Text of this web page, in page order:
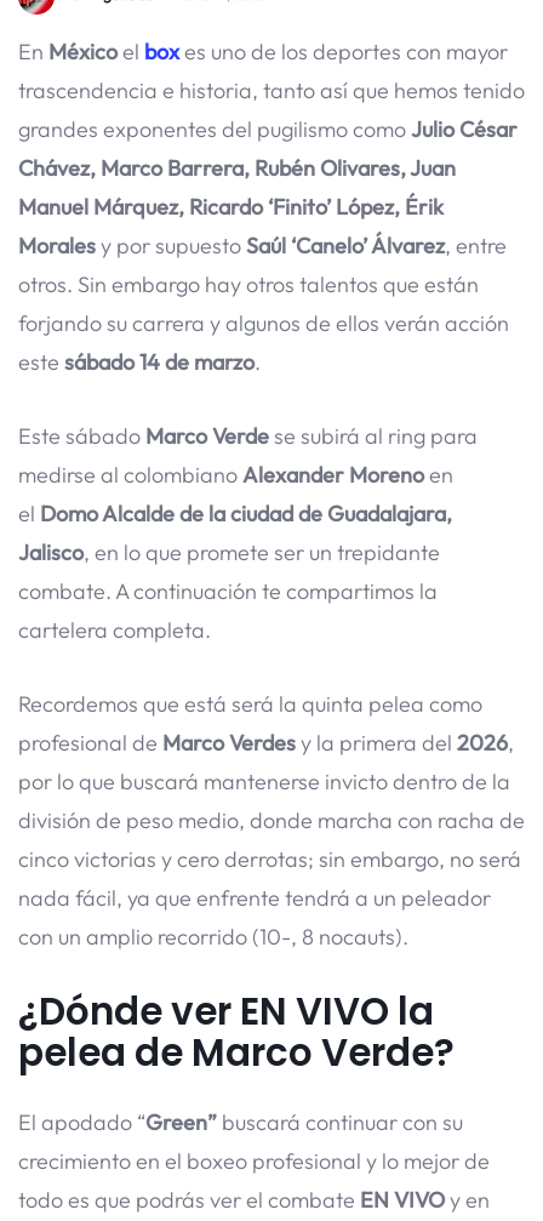
En Méxicoel boxes uno de los deportes con mayor
trascendencia e historia, tanto así que hemos tenido
grandes exponentes del pugilismo comoJulio César
Chávez, Marco Barrera, Rubén Olivares, Juan
Manuel Márquez, Ricardo ‘Finito’ López, Érik
Moralesy por supuestoSaúl ‘Canelo’ Álvarez, entre
otros. Sin embargo hay otros talentos que están
forjando su carrera y algunos de ellos verán acción
este sábado 14 de marzo.
Este sábado Marco Verdese subirá al ring para
medirse al colombianoAlexander Morenoen
el Domo Alcalde de la ciudad de Guadalajara,
Jalisco, en lo que promete ser un trepidante
combate. A continuación te compartimos la
cartelera completa.
Recordemos que está será la quinta pelea como
profesional de Marco Verdesy la primera del 2026,
por lo que buscará mantenerse invicto dentro de la
división de peso medio, donde marcha con racha de
cinco victorias y cero derrotas; sin embargo, no será
nada fácil, ya que enfrente tendrá a un peleador
con un amplio recorrido (10-, 8 nocauts).
¿Dónde ver EN VIVO la
pelea de Marco Verde?
El apodado “Green” buscará continuar con su
crecimiento en el boxeo profesional y lo mejor de
todo es que podrás ver el combate EN VIVOy en